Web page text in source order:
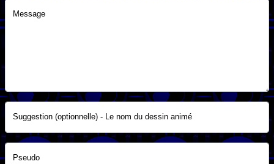
Message
Suggestion (optionnelle) - Le nom du dessin animé
Pseudo